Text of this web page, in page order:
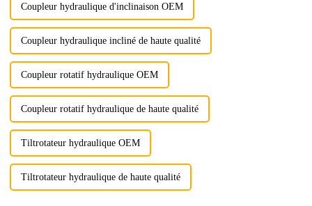
Coupleur hydraulique d'inclinaison OEM
Coupleur hydraulique incliné de haute qualité
Coupleur rotatif hydraulique OEM
Coupleur rotatif hydraulique de haute qualité
Tiltrotateur hydraulique OEM
Tiltrotateur hydraulique de haute qualité